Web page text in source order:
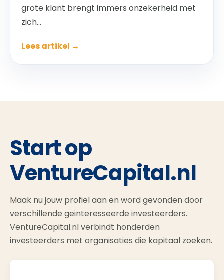
grote klant brengt immers onzekerheid met
zich...
Lees artikel →
Start op
VentureCapital.nl
Maak nu jouw profiel aan en word gevonden door
verschillende geinteresseerde investeerders.
VentureCapital.nl verbindt honderden
investeerders met organisaties die kapitaal zoeken.